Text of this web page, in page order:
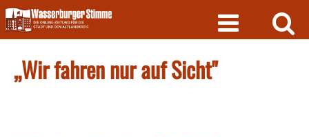
Skip
to
content
„Wir fahren nur auf Sicht"